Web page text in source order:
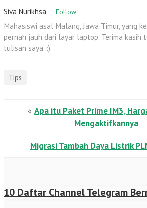
Siva Nurikhsa Follow
Mahasiswi asal Malang, Jawa Timur, yang
pernah jauh dari layar laptop. Terima kasih
tulisan saya. :)
Tips
«Apa itu Paket Prime IM3,
Mengaktifkannya
Migrasi Tambah Daya Listrik
10 Daftar Channel Telegram